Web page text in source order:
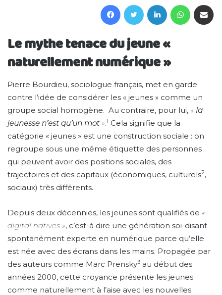
FacebookTwitter LinkedIn
Le mythe tenace du jeune «
naturellement numérique »
Pierre Bourdieu, sociologue français, met en garde
contre l’idée de considérer les « jeunes » comme un
groupe social homogène. Au contraire, pour lui, « la
jeunesse n’est qu’un mot».1 Cela signifie que la
catégorie « jeunes » est une construction sociale : on
regroupe sous une même étiquette des personnes
qui peuvent avoir des positions sociales, des
trajectoires et des capitaux (économiques, culturels2,
sociaux) très différents.
Depuis deux décennies, les jeunes sont qualifiés de «
digital natives », c’est-à dire une génération soi-disant
spontanément experte en numérique parce qu’elle
est née avec des écrans dans les mains. Propagée par
des auteurs comme Marc Prensky3 au début des
années 2000, cette croyance présente les jeunes
comme naturellement à l’aise avec les nouvelles